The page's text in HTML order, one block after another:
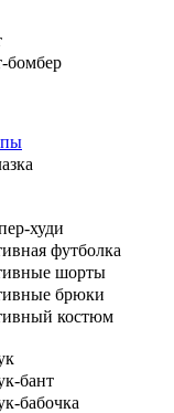
бомбер
худи
футболка
шорты
брюки
костюм
бант
бабочка